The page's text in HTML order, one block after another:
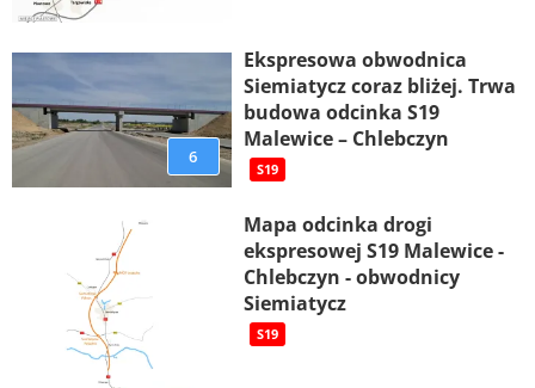
6
Ekspresowa obwodnica
Siemiatycz coraz bliżej. Trwa
budowa odcinka S19
Malewice – Chlebczyn
S19
Mapa odcinka drogi
ekspresowej S19 Malewice -
Chlebczyn - obwodnicy
Siemiatycz
S19